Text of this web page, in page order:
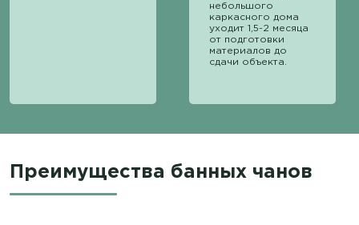
небольшого
каркасного дома
уходит 1,5-2 месяца
от подготовки
материалов до
сдачи объекта.
Преимущества банных чанов